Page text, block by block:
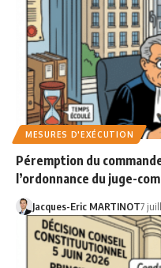
MESURES D'EXÉCUTION
Péremption du
l’ordonnance du juge-
Jacques-Eric MARTINOT7